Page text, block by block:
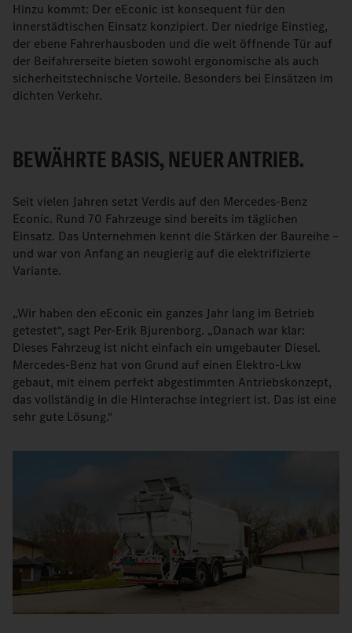
Hinzu kommt: Der eEconic ist konsequent für den
innerstädtischen Einsatz konzipiert. Der niedrige Einstieg,
der ebene Fahrerhausboden und die weit öffnende Tür auf
der Beifahrerseite bieten sowohl ergonomische als auch
sicherheitstechnische Vorteile. Besonders bei Einsätzen im
dichten Verkehr.
BEWÄHRTE BASIS, NEUER ANTRIEB.
Seit vielen Jahren setzt Verdis auf den Mercedes-Benz
Econic. Rund 70 Fahrzeuge sind bereits im täglichen
Einsatz. Das Unternehmen kennt die Stärken der Baureihe –
und war von Anfang an neugierig auf die elektrifizierte
Variante.
„Wir haben den eEconic ein ganzes Jahr lang im Betrieb
getestet“, sagt Per-Erik Bjurenborg. „Danach war klar:
Dieses Fahrzeug ist nicht einfach ein umgebauter Diesel.
Mercedes-Benz hat von Grund auf einen Elektro-Lkw
gebaut, mit einem perfekt abgestimmten Antriebskonzept,
das vollständig in die Hinterachse integriert ist. Das ist eine
sehr gute Lösung.“